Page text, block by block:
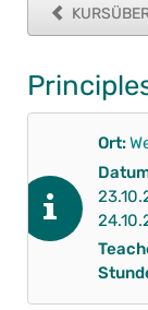
Ort: